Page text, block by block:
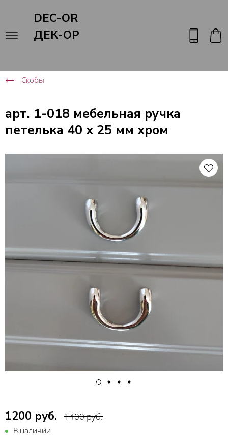
DEC-OR
ДЕК-ОР
Скобы
арт. 1-018 мебельная ручка
петелька 40 х 25 мм хром
1200 руб. 1400 руб.
В наличии